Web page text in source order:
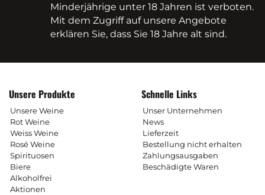
Minderjährige unter 18 Jahren ist verboten.
Mit dem Zugriff auf unsere Angebote
erklären Sie, dass Sie 18 Jahre alt sind.
Unsere Produkte
Unsere Weine
Rot Weine
Weiss Weine
Rosé Weine
Spirituosen
Biere
Alkoholfrei
Aktionen
Schnelle Links
Unser Unternehmen
News
Lieferzeit
Bestellung nicht erhalten
Zahlungsausgaben
Beschädigte Waren